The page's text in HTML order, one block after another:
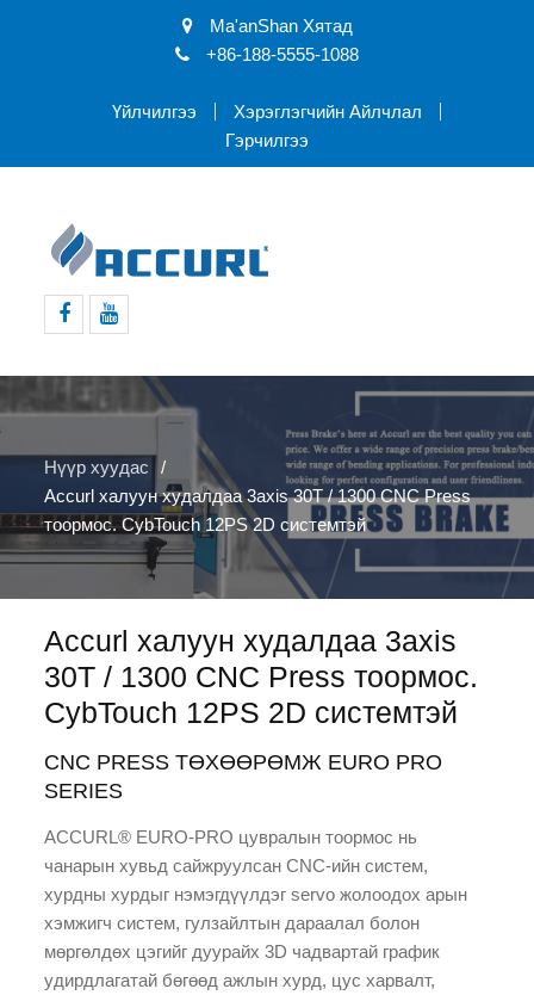
Ma'anShan Хятад
+86-188-5555-1088
Үйлчилгээ
Хэрэглэгчийн Айлчлал
Гэрчилгээ
Нүүр хуудас
Accurl халуун худалдаа 3axis 30T / 1300 CNC Press
тоормос. CybTouch 12PS 2D системтэй
Accurl халуун худалдаа 3axis
30T / 1300 CNC Press тоормос.
CybTouch 12PS 2D системтэй
CNC PRESS ТӨХӨӨРӨМЖ EURO PRO
SERIES
ACCURL® EURO-PRO цувралын тоормос нь
чанарын хувьд сайжруулсан CNC-ийн систем,
хурдны хурдыг нэмэгдүүлдэг servo жолоодох арын
хэмжигч систем, гулзайлтын дараалал болон
мөргөлдөх цэгийг дуурайх 3D чадвартай график
удирдлагатай бөгөөд ажлын хурд, цус харвалт,